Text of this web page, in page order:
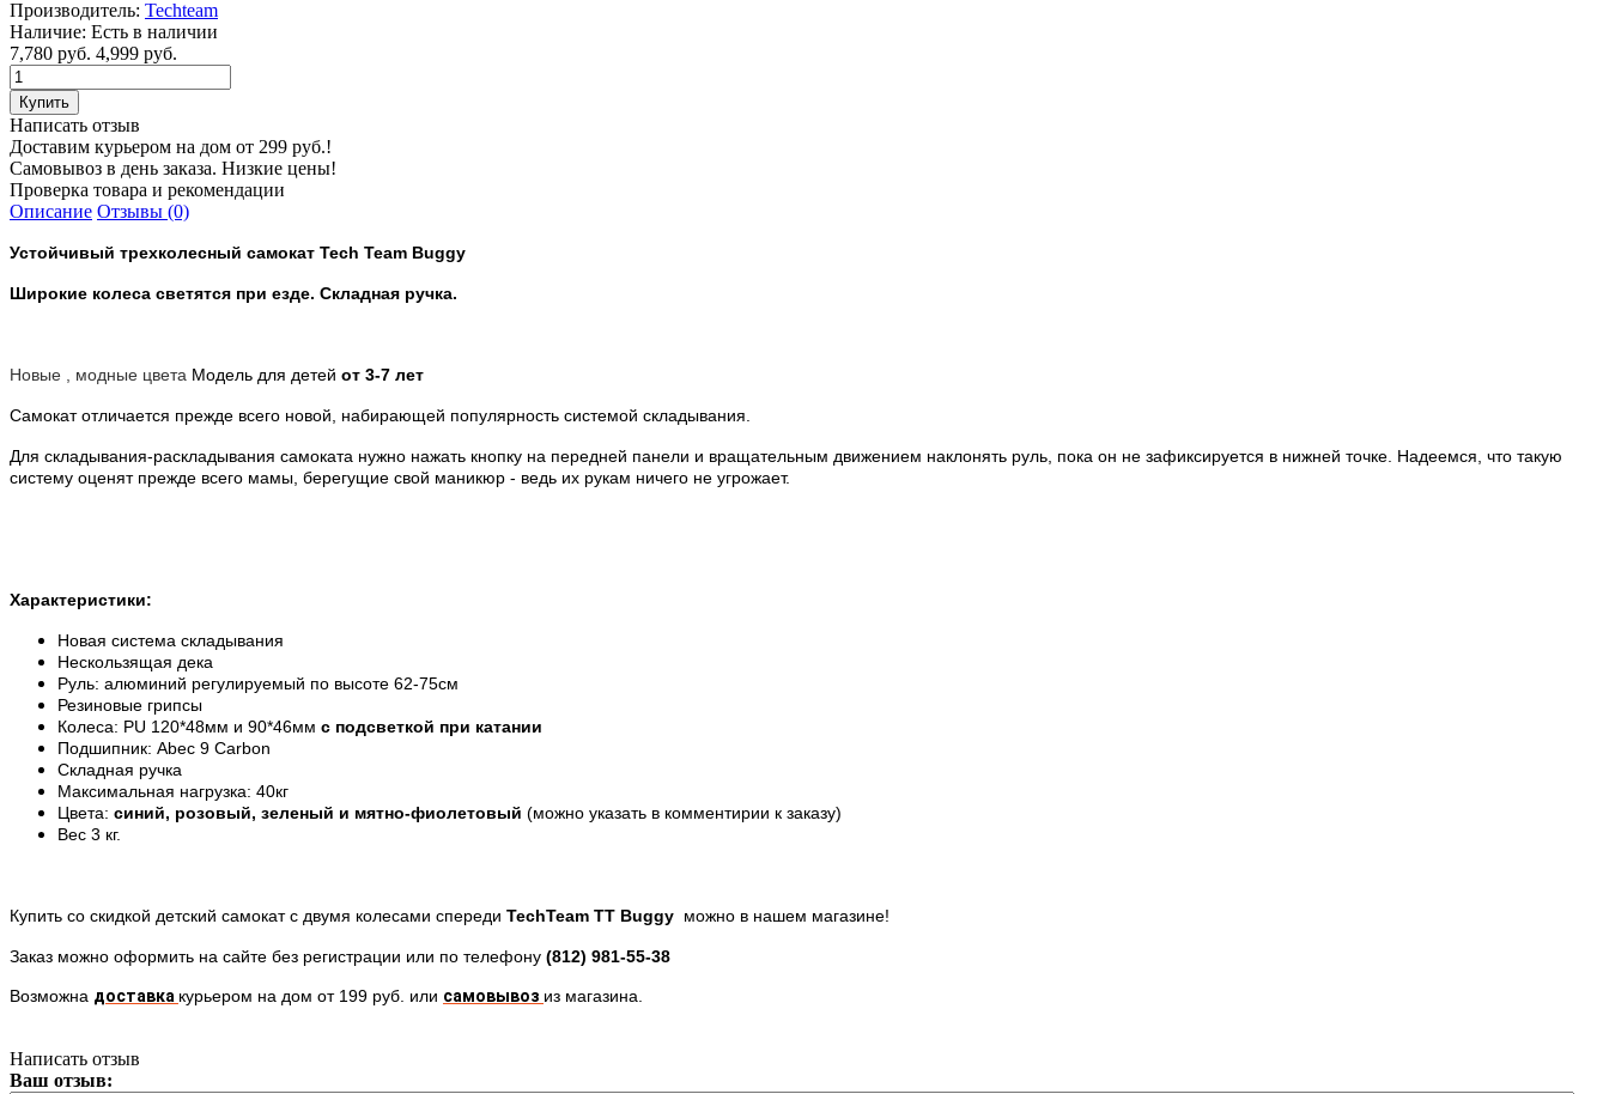
Производитель: Techteam
Наличие: Есть в наличии
7,780 руб. 4,999 руб.
Написать отзыв
Доставим курьером на дом от 299 руб.!
Самовывоз в день заказа. Низкие цены!
Проверка товара и рекомендации
Описание Отзывы (0)
Устойчивый трехколесный самокат Tech Team Buggy
Широкие колеса светятся при езде. Складная ручка.
Новые , модные цвета Модель для детей от 3-7 лет
Самокат отличается прежде всего новой, набирающей популярность системой складывания.
Для складывания-раскладывания самоката нужно нажать кнопку на передней панели и вращательным движением наклонять руль, пока он не зафиксируется в нижней точке. Надеемся, что такую
систему оценят прежде всего мамы, берегущие свой маникюр - ведь их рукам ничего не угрожает.
Характеристики:
Новая система складывания
Нескользящая дека
Руль: алюминий регулируемый по высоте 62-75см
Резиновые грипсы
Колеса: PU 120*48мм и 90*46мм с подсветкой при катании
Подшипник: Abec 9 Carbon
Складная ручка
Максимальная нагрузка: 40кг
Цвета: синий, розовый, зеленый и мятно-фиолетовый (можно указать в комментирии к заказу)
Вес 3 кг.
Купить со скидкой детский самокат с двумя колесами спереди TechTeam TT Buggy можно в нашем магазине!
Заказ можно оформить на сайте без регистрации или по телефону (812) 981-55-38
Возможна доставка курьером на дом от 199 руб. или самовывоз из магазина.
Написать отзыв
Ваш отзыв: